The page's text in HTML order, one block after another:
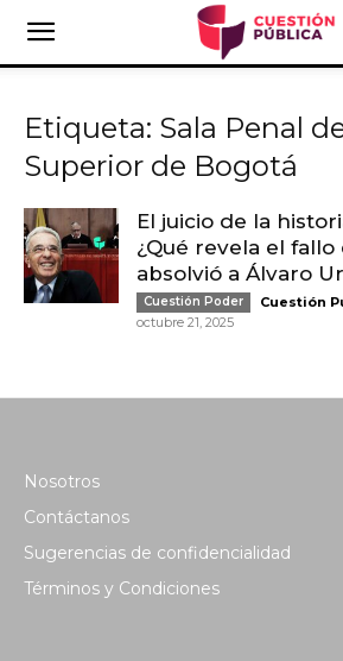
Etiqueta: Sala Penal
Superior de Bogotá
El juicio de la
¿Qué revela el fallo
absolvió a Álvaro
Cuestión Poder Cuestión
octubre 21, 2025
Nosotros
Contáctanos
Sugerencias de confidencialidad
Términos y Condiciones